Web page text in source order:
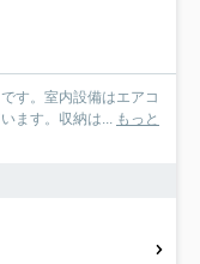
す。室内設備はエアコ
ます。収納は... もっと